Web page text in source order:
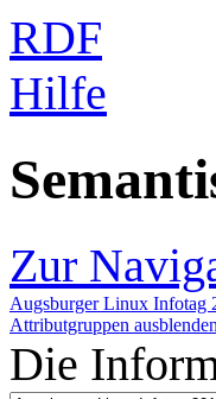
RDF
Hilfe
Zur
Augsburger Linux Infotag
Attributgruppen ausblenden
Die